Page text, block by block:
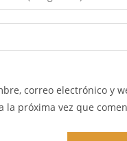
correo electrónico y
la próxima vez que